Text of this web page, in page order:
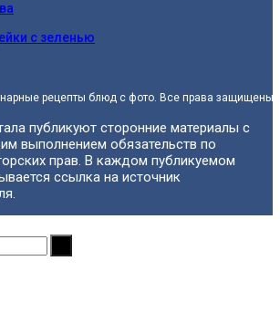
с зеленью
рецепты блюд с фото. Все права защищены.
публикуют сторонние материалы с
выполнением обязательств по
прав. В каждом публикуемом
ссылка на источник